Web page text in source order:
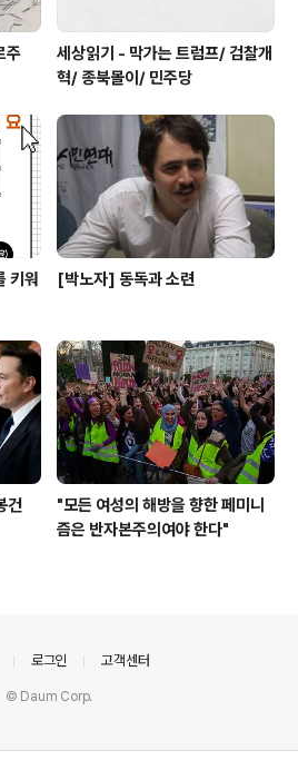
주
세상읽기 - 막가는 트럼프/ 검찰개
혁/ 종북몰이/ 민주당
키워
[박노자] 동독과 소련
건
"모든 여성의 해방을 향한 페미니
즘은 반자본주의여야 한다"
로그인 고객센터
© Daum Corp.